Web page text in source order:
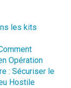
les kits
Opération
: Sécuriser le
Hostile